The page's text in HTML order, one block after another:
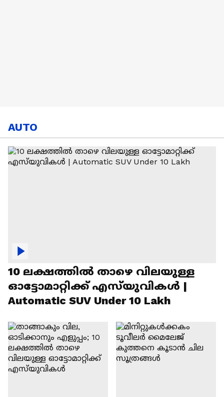
AUTO
10 ലക്ഷത്തിൽ താഴെ വിലയുള്ള
ഓട്ടോമാറ്റിക്ക് എസ്‍യുവികൾ |
Automatic SUV Under 10 Lakh